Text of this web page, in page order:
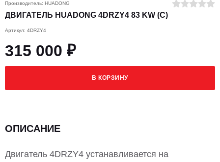
Производитель: HUADONG
ДВИГАТЕЛЬ HUADONG 4DRZY4 83 KW (C)
Артикул: 4DRZY4
315 000 ₽
В КОРЗИНУ
ОПИСАНИЕ
Двигатель 4DRZY4 устанавливается на